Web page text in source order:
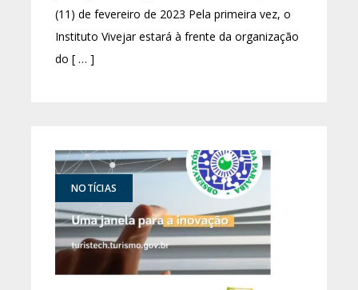
(11) de fevereiro de 2023 Pela primeira vez, o
Instituto Vivejar estará à frente da organização
do [ … ]
NOTÍCIAS